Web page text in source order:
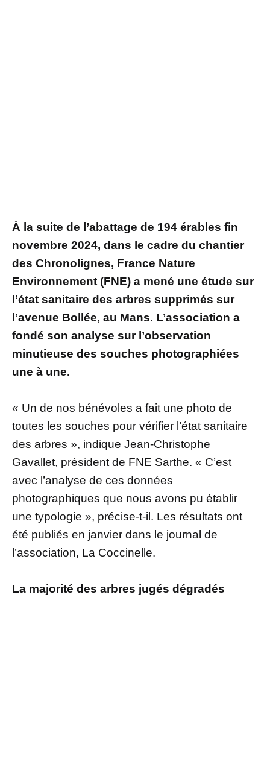
À la suite de l’abattage de 194 érables fin
novembre 2024, dans le cadre du chantier
des Chronolignes, France Nature
Environnement (FNE) a mené une étude sur
l’état sanitaire des arbres supprimés sur
l’avenue Bollée, au Mans. L’association a
fondé son analyse sur l’observation
minutieuse des souches photographiées
une à une.
« Un de nos bénévoles a fait une photo de
toutes les souches pour vérifier l’état sanitaire
des arbres », indique Jean-Christophe
Gavallet, président de FNE Sarthe. « C’est
avec l’analyse de ces données
photographiques que nous avons pu établir
une typologie », précise-t-il. Les résultats ont
été publiés en janvier dans le journal de
l’association, La Coccinelle.
La majorité des arbres jugés dégradés